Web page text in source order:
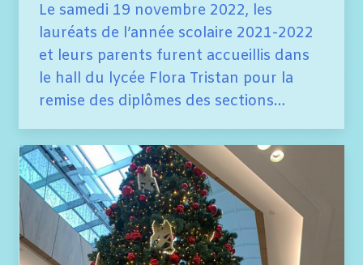
Le samedi 19 novembre 2022, les
lauréats de l’année scolaire 2021-2022
et leurs parents furent accueillis dans
le hall du lycée Flora Tristan pour la
remise des diplômes des sections…